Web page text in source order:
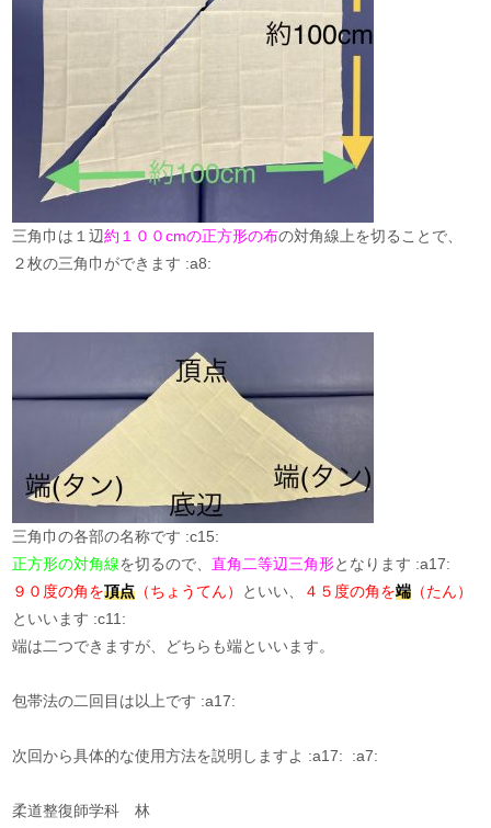
三角巾は１辺約１００cmの正方形の布の対角線上を切ることで、
２枚の三角巾ができます :a8:
三角巾の各部の名称です :c15:
正方形の対角線を切るので、直角二等辺三角形となります :a17:
９０度の角を頂点 （ちょうてん） といい、 ４５度の角を端 （たん）
といいます :c11:
端は二つできますが、どちらも端といいます。
包帯法の二回目は以上です :a17:
次回から具体的な使用方法を説明しますよ :a17: :a7:
柔道整復師学科 林